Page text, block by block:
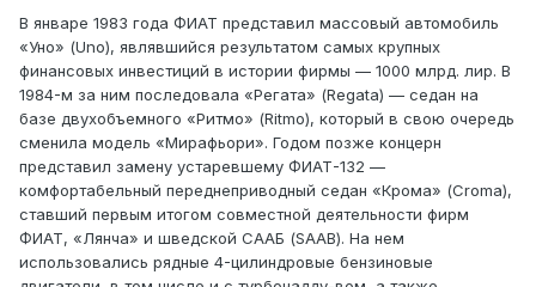
В январе 1983 года ФИАТ представил массовый автомобиль
«Уно» (Uno), являвшийся результатом самых крупных
финансовых инвестиций в истории фирмы — 1000 млрд. лир. В
1984-м за ним последовала «Регата» (Regata) — седан на
базе двухобъемного «Ритмо» (Ritmo), который в свою очередь
сменила модель «Мирафьори». Годом позже концерн
представил замену устаревшему ФИАТ-132 —
комфортабельный переднеприводный седан «Крома» (Croma),
ставший первым итогом совместной деятельности фирм
ФИАТ, «Лянча» и шведской СААБ (SAAB). На нем
использовались рядные 4-цилиндровые бензиновые